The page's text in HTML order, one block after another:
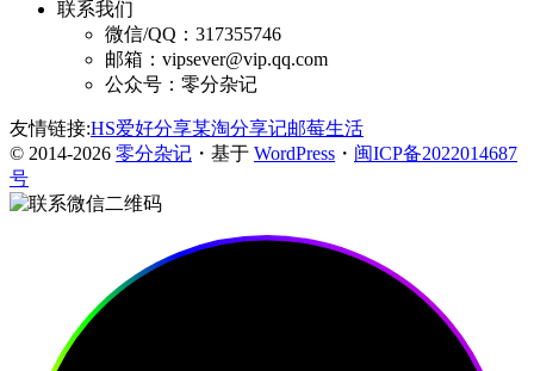
联系我们
微信/QQ：317355746
邮箱：vipsever@vip.qq.com
公众号：零分杂记
友情链接:HS爱好分享某淘分享记邮莓生活
© 2014-2026 零分杂记 ・基于 WordPress ・ 闽ICP备2022014687
号